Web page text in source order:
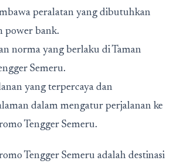
peralatan yang dibutuhkan
power bank.
norma yang berlaku di Taman
Semeru.
yang terpercaya dan
dalam mengatur perjalanan ke
Tengger Semeru.
Tengger Semeru adalah destinasi